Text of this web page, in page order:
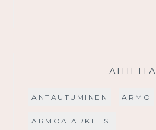
AIHEITA
ANTAUTUMINEN ARMO
ARMOA ARKEESI